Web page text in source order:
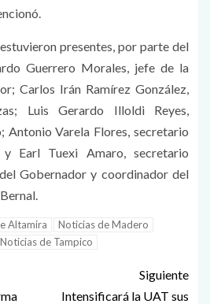
presentes, por parte del
Guerrero Morales, jefe de la
Carlos Irán Ramírez González,
Luis Gerardo Illoldi Reyes,
Antonio Varela Flores, secretario
Earl Tuexi Amaro, secretario
Gobernador y coordinador del
Altamira
Noticias de Madero
Noticias de Tampico
Siguiente
Intensificará la UAT sus